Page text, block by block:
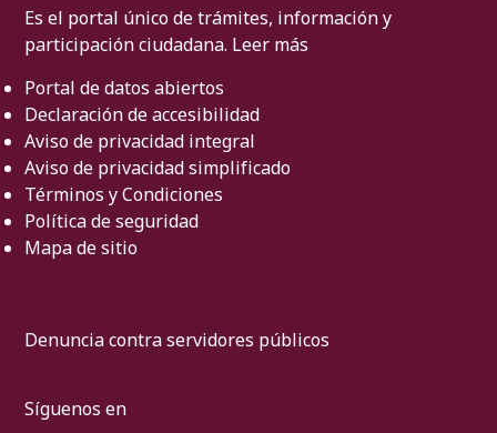
Es el portal único de trámites, información y
participación ciudadana. Leer más
Portal de datos abiertos
Declaración de accesibilidad
Aviso de privacidad integral
Aviso de privacidad simplificado
Términos y Condiciones
Política de seguridad
Mapa de sitio
Denuncia contra servidores públicos
Síguenos en